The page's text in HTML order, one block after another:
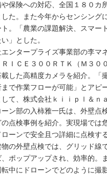
保険への対応、全国１８０カ
た。また今年からセンシング
。「農業の課題解決、スマー
」とした。
ンタープライズ事業部の李マ
ＩＣＥ３００ＲＴＫ（Ｍ３０
した高精度カメラを紹介。「
で作業フローが可能」とアピ
て、株式会社ｋｉｉｐｌ＆ｎ
ン部の入柿雅一氏は、外壁点
点検事例を紹介。実現場では
ーンで安全且つ詳細に点検す
の外壁点検では、グリッド線
、ポップアップされ、効率的。
中にドローンでどのように撮